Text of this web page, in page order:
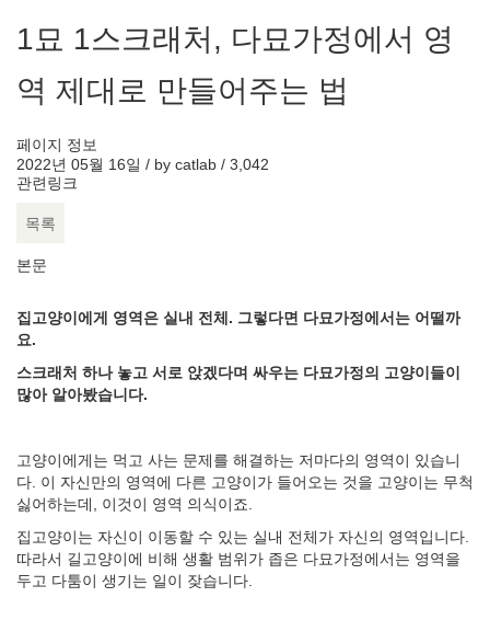
1묘 1스크래처, 다묘가정에서 영
역 제대로 만들어주는 법
페이지 정보
2022년 05월 16일 / by catlab / 3,042
관련링크
목록
본문
집고양이에게 영역은 실내 전체. 그렇다면 다묘가정에서는 어떨까
요.
스크래처 하나 놓고 서로 앉겠다며 싸우는 다묘가정의 고양이들이
많아 알아봤습니다.
고양이에게는 먹고 사는 문제를 해결하는 저마다의 영역이 있습니
다. 이 자신만의 영역에 다른 고양이가 들어오는 것을 고양이는 무척
싫어하는데, 이것이 영역 의식이죠.
집고양이는 자신이 이동할 수 있는 실내 전체가 자신의 영역입니다.
따라서 길고양이에 비해 생활 범위가 좁은 다묘가정에서는 영역을
두고 다툼이 생기는 일이 잦습니다.